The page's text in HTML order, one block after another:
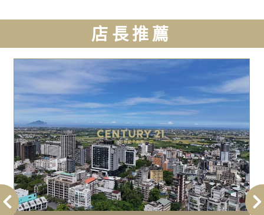
店長推薦